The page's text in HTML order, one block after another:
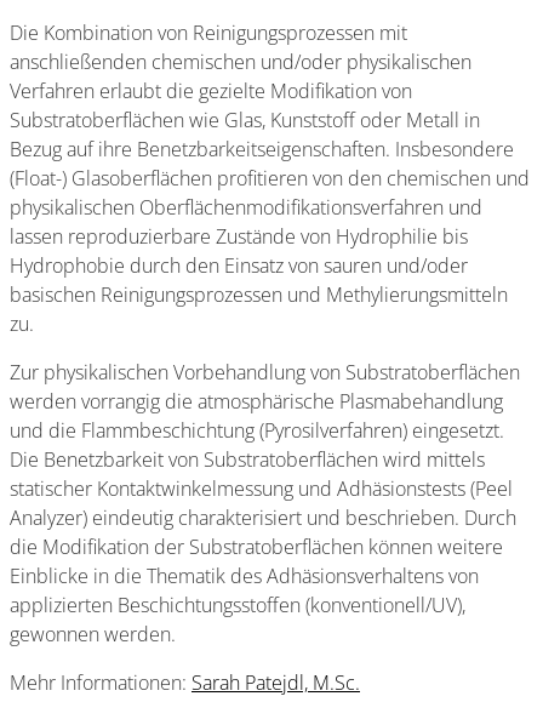
Die Kombination von Reinigungsprozessen mit
anschließenden chemischen und/oder physikalischen
Verfahren erlaubt die gezielte Modifikation von
Substratoberflächen wie Glas, Kunststoff oder Metall in
Bezug auf ihre Benetzbarkeitseigenschaften. Insbesondere
(Float-) Glasoberflächen profitieren von den chemischen und
physikalischen Oberflächenmodifikationsverfahren und
lassen reproduzierbare Zustände von Hydrophilie bis
Hydrophobie durch den Einsatz von sauren und/oder
basischen Reinigungsprozessen und Methylierungsmitteln
zu.
Zur physikalischen Vorbehandlung von Substratoberflächen
werden vorrangig die atmosphärische Plasmabehandlung
und die Flammbeschichtung (Pyrosilverfahren) eingesetzt.
Die Benetzbarkeit von Substratoberflächen wird mittels
statischer Kontaktwinkelmessung und Adhäsionstests (Peel
Analyzer) eindeutig charakterisiert und beschrieben. Durch
die Modifikation der Substratoberflächen können weitere
Einblicke in die Thematik des Adhäsionsverhaltens von
applizierten Beschichtungsstoffen (konventionell/UV),
gewonnen werden.
Mehr Informationen: Sarah Patejdl, M.Sc.